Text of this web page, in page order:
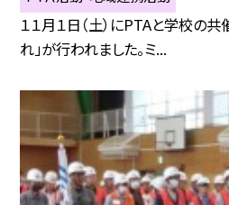
１１月１日（土）にPTAと学校の
れ」が行われました。ミ...